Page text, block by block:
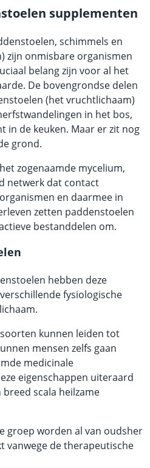
supplementen
schimmels en
zijn onmisbare organismen
belang zijn voor al het
De bovengrondse delen
(het vruchtlichaam)
in het bos,
in de keuken. Maar er zit nog
grond.
zogenaamde mycelium,
netwerk dat contact
en daarmee in
zetten paddenstoelen
bestanddelen om.
hebben deze
fysiologische
kunnen leiden tot
mensen zelfs gaan
medicinale
eigenschappen uiteraard
scala heilzame
groep worden al van oudsher
vanwege de therapeutische